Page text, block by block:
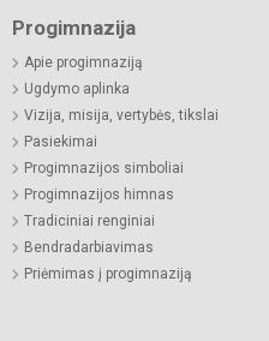
Progimnazija
Apie progimnaziją
Ugdymo aplinka
Vizija, misija, vertybės, tikslai
Pasiekimai
Progimnazijos simboliai
Progimnazijos himnas
Tradiciniai renginiai
Bendradarbiavimas
Priėmimas į progimnaziją